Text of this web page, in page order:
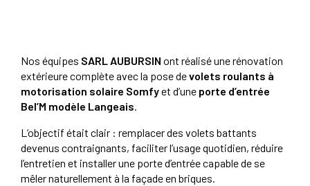
Nos équipes SARL AUBURSIN ont réalisé une rénovation
extérieure complète avec la pose devolets roulants à
motorisation solaire Somfyet d’une porte d’entrée
Bel’M modèle Langeais.
L’objectif était clair : remplacer des volets battants
devenus contraignants, faciliter l’usage quotidien, réduire
l’entretien et installer une porte d’entrée capable de se
mêler naturellement à la façade en briques.